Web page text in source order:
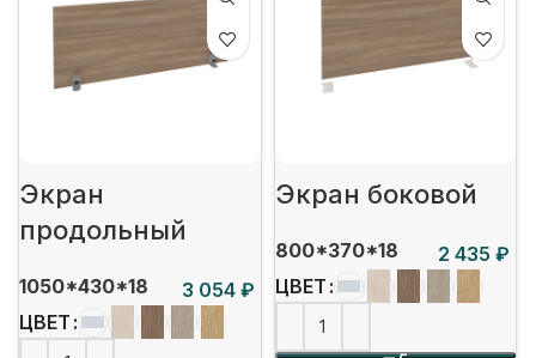
Экран
продольный
1050*430*18
₽
ЦВЕТ
Экран боковой
800*370*18
₽
ЦВЕТ